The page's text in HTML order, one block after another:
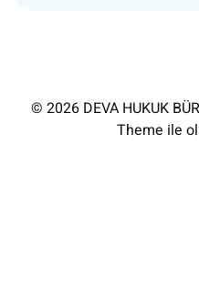
© 2026 DEVA HUKUK
Theme ile